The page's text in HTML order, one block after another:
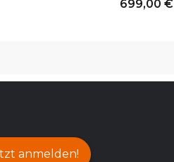
699,00 €
anmelden!